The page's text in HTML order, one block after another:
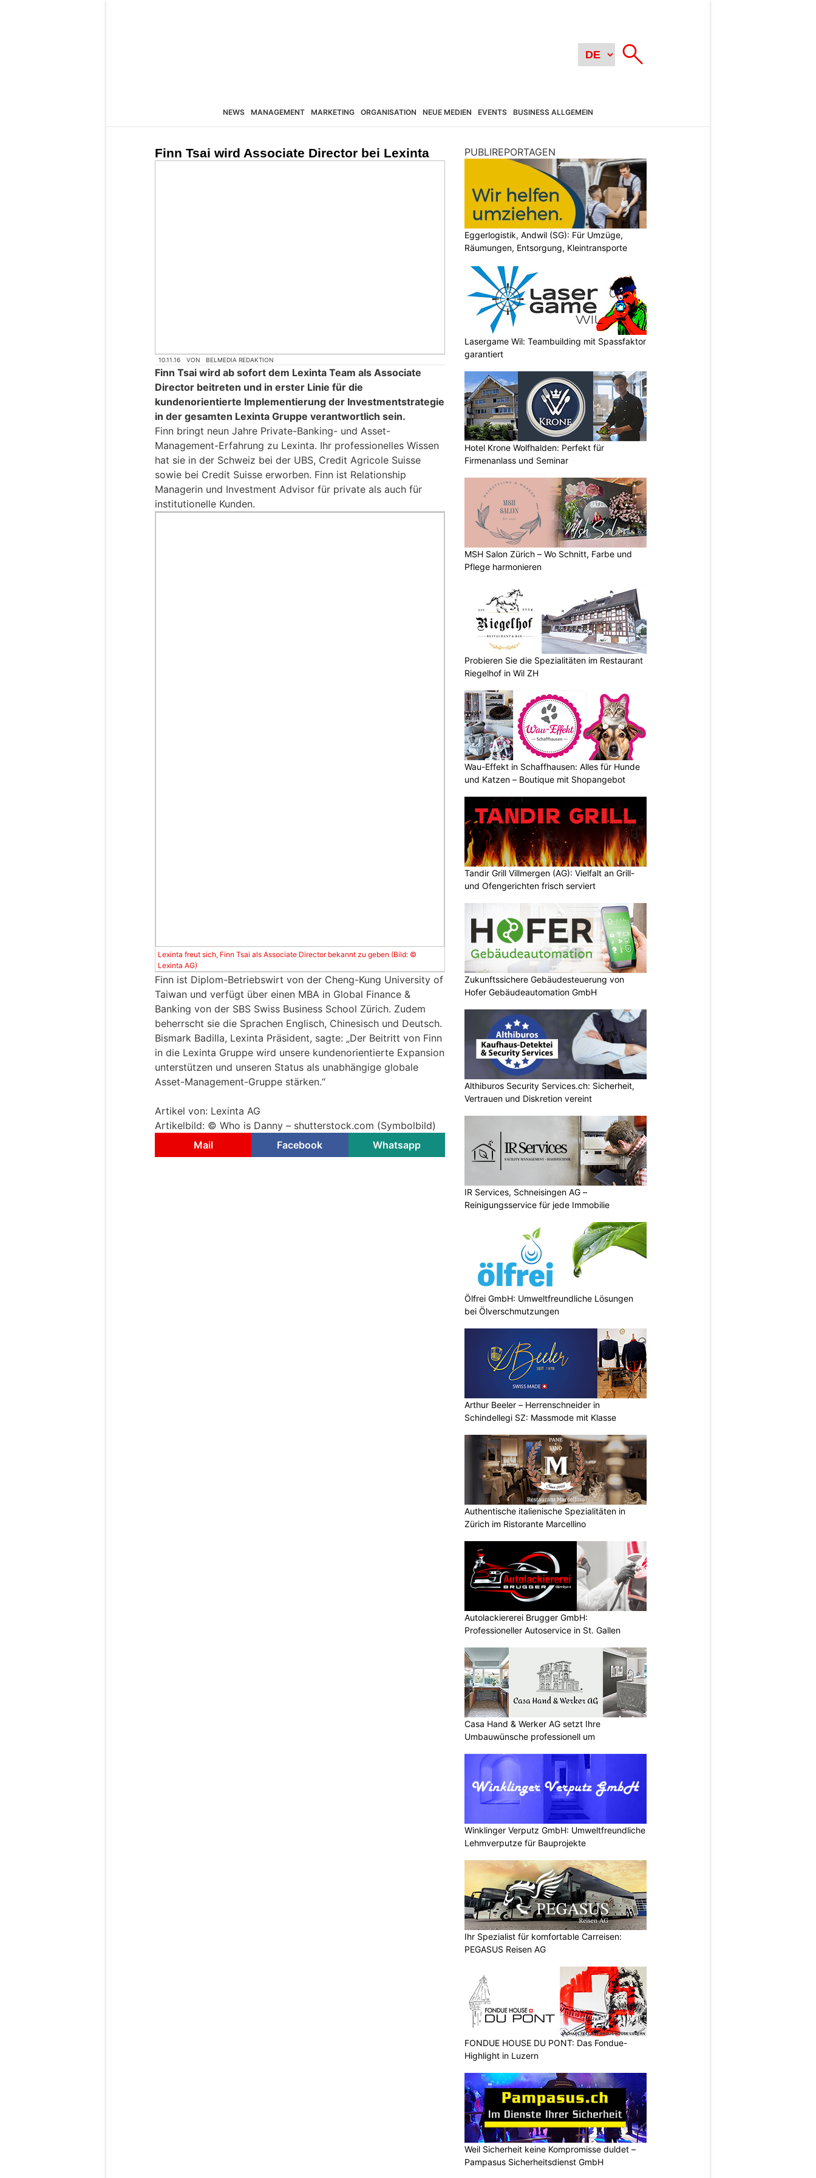
NEWS MANAGEMENT MARKETING ORGANISATION NEUE MEDIEN EVENTS BUSINESS ALLGEMEIN
Finn Tsai wird Associate Director bei Lexinta
10.11.16 VON BELMEDIA REDAKTION
Finn Tsai wird ab sofort dem Lexinta Team als Associate
Director beitreten und in erster Linie für die
kundenorientierte Implementierung der Investmentstrategie
in der gesamten Lexinta Gruppe verantwortlich sein.
Finn bringt neun Jahre Private-Banking- und Asset-
Management-Erfahrung zu Lexinta. Ihr professionelles Wissen
hat sie in der Schweiz bei der UBS, Credit Agricole Suisse
sowie bei Credit Suisse erworben. Finn ist Relationship
Managerin und Investment Advisor für private als auch für
institutionelle Kunden.
Lexinta freut sich, Finn Tsai als Associate Director bekannt zu geben (Bild: ©
Lexinta AG)
Finn ist Diplom-Betriebswirt von der Cheng-Kung University of
Taiwan und verfügt über einen MBA in Global Finance &
Banking von der SBS Swiss Business School Zürich. Zudem
beherrscht sie die Sprachen Englisch, Chinesisch und Deutsch.
Bismark Badilla, Lexinta Präsident, sagte: „Der Beitritt von Finn
in die Lexinta Gruppe wird unsere kundenorientierte Expansion
unterstützen und unseren Status als unabhängige globale
Asset-Management-Gruppe stärken.“
Artikel von: Lexinta AG
Artikelbild: © Who is Danny – shutterstock.com (Symbolbild)
Mail
Facebook Whatsapp
PUBLIREPORTAGEN
Eggerlogistik, Andwil (SG): Für Umzüge,
Räumungen, Entsorgung, Kleintransporte
Lasergame Wil: Teambuilding mit Spassfaktor
garantiert
Hotel Krone Wolfhalden: Perfekt für
Firmenanlass und Seminar
MSH Salon Zürich – Wo Schnitt, Farbe und
Pflege harmonieren
Probieren Sie die Spezialitäten im Restaurant
Riegelhof in Wil ZH
Wau-Effekt in Schaffhausen: Alles für Hunde
und Katzen – Boutique mit Shopangebot
Tandir Grill Villmergen (AG): Vielfalt an Grill-
und Ofengerichten frisch serviert
Zukunftssichere Gebäudesteuerung von
Hofer Gebäudeautomation GmbH
Althiburos Security Services.ch: Sicherheit,
Vertrauen und Diskretion vereint
IR Services, Schneisingen AG –
Reinigungsservice für jede Immobilie
Ölfrei GmbH: Umweltfreundliche Lösungen
bei Ölverschmutzungen
Arthur Beeler – Herrenschneider in
Schindellegi SZ: Massmode mit Klasse
Authentische italienische Spezialitäten in
Zürich im Ristorante Marcellino
Autolackiererei Brugger GmbH:
Professioneller Autoservice in St. Gallen
Casa Hand & Werker AG setzt Ihre
Umbauwünsche professionell um
Winklinger Verputz GmbH: Umweltfreundliche
Lehmverputze für Bauprojekte
Ihr Spezialist für komfortable Carreisen:
PEGASUS Reisen AG
FONDUE HOUSE DU PONT: Das Fondue-
Highlight in Luzern
Weil Sicherheit keine Kompromisse duldet –
Pampasus Sicherheitsdienst GmbH